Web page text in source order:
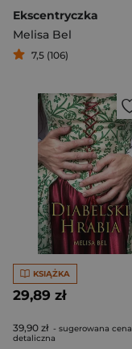
Ekscentryczka
Melisa Bel
7,5 (106)
KSIĄŻKA
29,89 zł
39,90 zł - sugerowana cena
detaliczna